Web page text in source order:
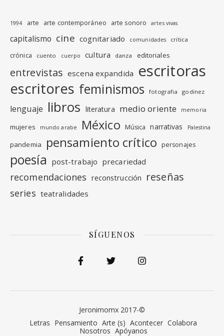
1994 arte arte contemporáneo arte sonoro artes vivas
capitalismo cine cognitariado comunidades crítica
crónica cuento cuerpo cultura danza editoriales
entrevistas escena expandida escritoras
escritores feminismos fotografia godinez
lenguaje libros literatura medio oriente memoria
mujeres mundo arabe México Música narrativas Palestina
pandemia pensamiento crítico personajes
poesía post-trabajo precariedad
recomendaciones reconstrucción reseñas
series teatralidades
SÍGUENOS
Jeronimomx 2017-©
Letras Pensamiento Arte (s) Acontecer Colabora
Nosotros Apóyanos